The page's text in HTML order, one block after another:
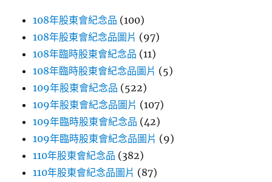
108年股東會紀念品 (100)
108年股東會紀念品圖片 (97)
108年臨時股東會紀念品 (11)
108年臨時股東會紀念品圖片 (5)
109年股東會紀念品 (522)
109年股東會紀念品圖片 (107)
109年臨時股東會紀念品 (42)
109年臨時股東會紀念品圖片 (9)
110年股東會紀念品 (382)
110年股東會紀念品圖片 (87)